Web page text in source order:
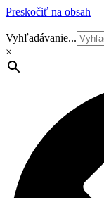
Preskočiť na obsah
Vyhľadávanie...
×